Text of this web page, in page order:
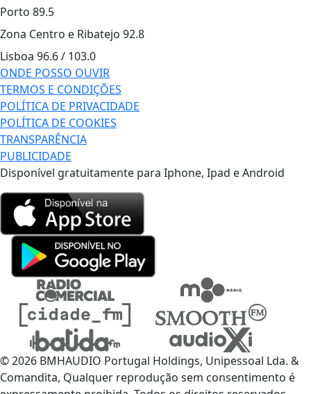
Porto 89.5
Zona Centro e Ribatejo 92.8
Lisboa 96.6 / 103.0
ONDE POSSO OUVIR
TERMOS E CONDIÇÕES
POLÍTICA DE PRIVACIDADE
POLÍTICA DE COOKIES
TRANSPARÊNCIA
PUBLICIDADE
Disponível gratuitamente para Iphone, Ipad e Android
© 2026 BMHAUDIO Portugal Holdings, Unipessoal Lda. &
Comandita, Qualquer reprodução sem consentimento é